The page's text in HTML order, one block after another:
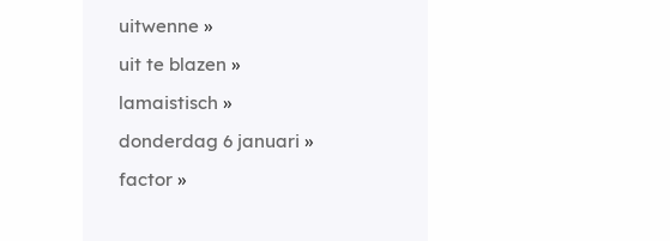
uitwenne
uit te blazen
lamaistisch
donderdag 6 januari
factor